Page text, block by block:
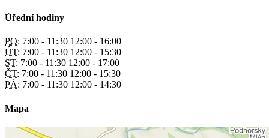
Úřední hodiny
PO: 7:00 - 11:30 12:00 - 16:00
ÚT: 7:00 - 11:30 12:00 - 15:30
ST: 7:00 - 11:30 12:00 - 17:00
ČT: 7:00 - 11:30 12:00 - 15:30
PÁ: 7:00 - 11:30 12:00 - 14:30
Mapa